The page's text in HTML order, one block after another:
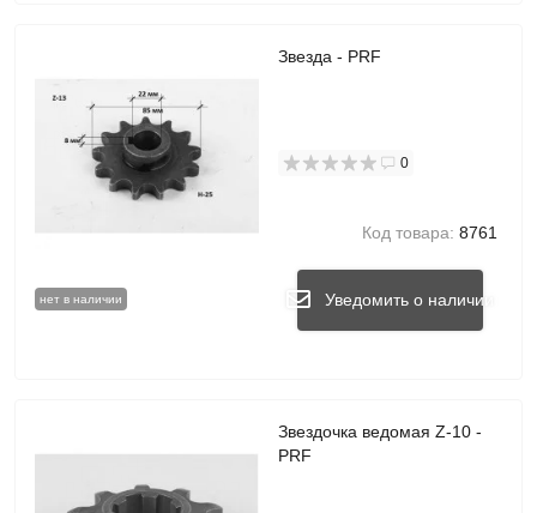
нет в наличии
Звезда - PRF
0
Код товара: 8761
Уведомить о наличии
Звездочка ведомая Z-10 -
PRF